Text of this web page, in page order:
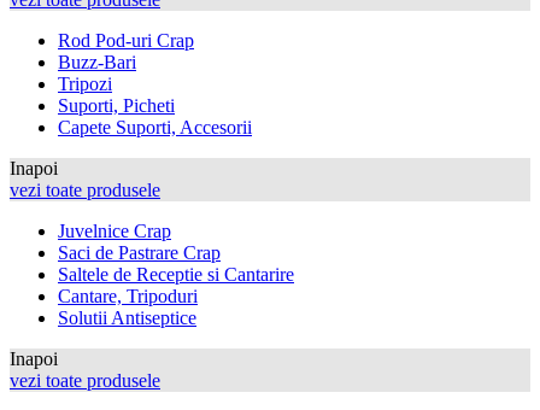
Rod Pod-uri Crap
Buzz-Bari
Tripozi
Suporti, Picheti
Capete Suporti, Accesorii
Inapoi
vezi toate produsele
Juvelnice Crap
Saci de Pastrare Crap
Saltele de Receptie si Cantarire
Cantare, Tripoduri
Solutii Antiseptice
Inapoi
vezi toate produsele